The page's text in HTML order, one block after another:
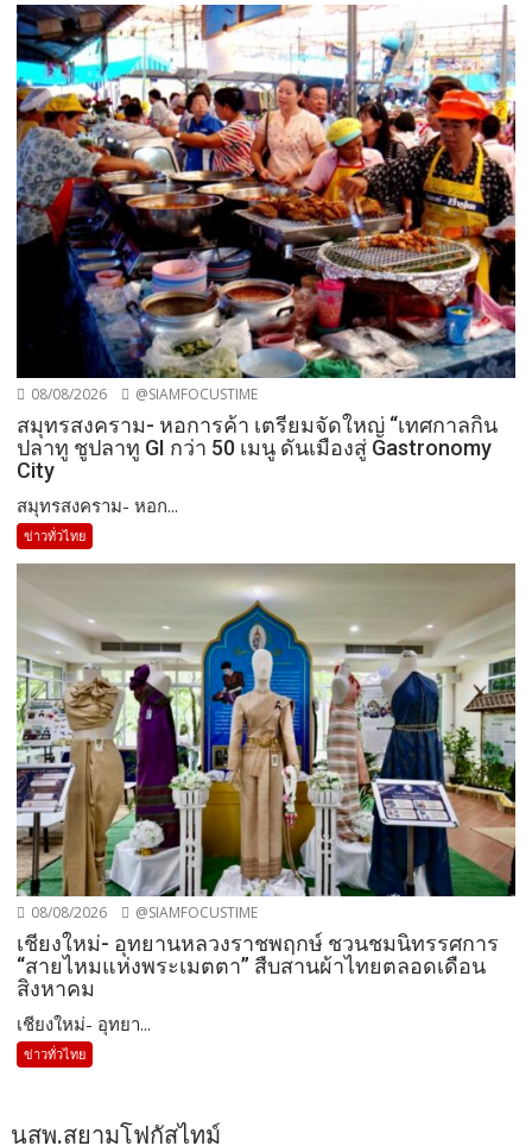
08/08/2026 @SIAMFOCUSTIME
สมุทรสงคราม- หอการค้า เตรียมจัดใหญ่ “เทศกาลกิน
ปลาทู ชูปลาทู GI กว่า 50 เมนู ดันเมืองสู่ Gastronomy
City
สมุทรสงคราม- หอก...
ข่าวทั่วไทย
08/08/2026 @SIAMFOCUSTIME
เชียงใหม่- อุทยานหลวงราชพฤกษ์ ชวนชมนิทรรศการ
“สายไหมแห่งพระเมตตา” สืบสานผ้าไทยตลอดเดือน
สิงหาคม
เชียงใหม่- อุทยา...
ข่าวทั่วไทย
นสพ.สยามโฟกัสไทม์